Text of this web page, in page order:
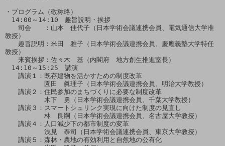
・プログラム（敬称略）
14:00～14:10　趣旨説明・挨拶
司会　　：山本　佳代子（日本学術会議連携会員、電気通信大学准
教授）
趣旨説明：米田　雅子（日本学術会議連携会員、慶應義塾大学特任
教授）
来賓挨拶：佐々木　基（内閣府　地方創生推進室長）
14:10～15:25　講演
講演１：既存建物を活かすための制度改革
園田　眞理子（日本学術会議連携会員、明治大学教授）
講演２：住民参加のまちづくりに必要な制度改革
木下　勇（日本学術会議連携会員、千葉大学教授）
講演３：スマートシュリンク実現に向けた制度の見直し
林　良嗣（日本学術会議連携会員、名古屋大学教授）
講演４：人口減少下の都市制度の変革
浅見　泰司（日本学術会議連携会員、東京大学教授）
講演５：森林・農地の有効利用と自然地の公有化